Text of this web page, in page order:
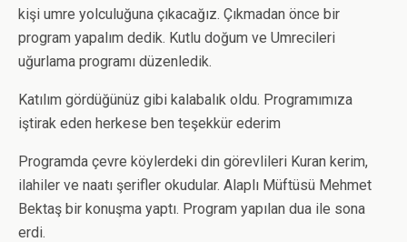
kişi umre yolculuğuna çıkacağız. Çıkmadan önce bir
program yapalım dedik. Kutlu doğum ve Umrecileri
uğurlama programı düzenledik.
Katılım gördüğünüz gibi kalabalık oldu. Programımıza
iştirak eden herkese ben teşekkür ederim
Programda çevre köylerdeki din görevlileri Kuran kerim,
ilahiler ve naatı şerifler okudular. Alaplı Müftüsü Mehmet
Bektaş bir konuşma yaptı. Program yapılan dua ile sona
erdi.